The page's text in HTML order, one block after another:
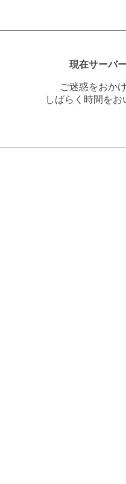
現在サーバ
ご迷惑をおか
しばらく時間を